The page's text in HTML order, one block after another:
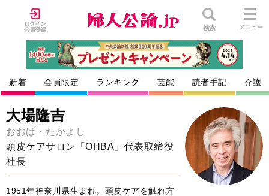
ログイン
会員登録
検索 メニュー
新着 会員限定 ランキング 芸能 読者手記 介護
大場隆吉
おおば・たかよし
頭皮ケアサロン「OHBA」代表取締役
社長
1951年神奈川県生まれ。頭皮ケアを触れ方